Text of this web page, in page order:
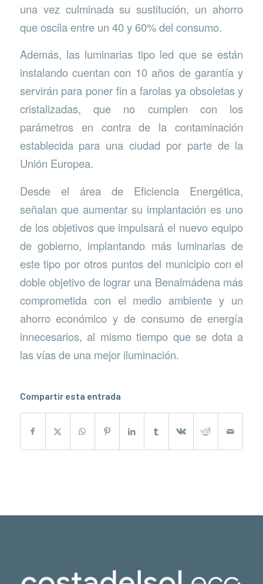
una vez culminada su sustitución, un ahorro
que oscila entre un 40 y 60% del consumo.
Además, las luminarias tipo led que se están
instalando cuentan con 10 años de garantía y
servirán para poner fin a farolas ya obsoletas y
cristalizadas, que no cumplen con los
parámetros en contra de la contaminación
establecida para una ciudad por parte de la
Unión Europea.
Desde el área de Eficiencia Energética,
señalan que aumentar su implantación es uno
de los objetivos que impulsará el nuevo equipo
de gobierno, implantando más luminarias de
este tipo por otros puntos del municipio con el
doble objetivo de lograr una Benalmádena más
comprometida con el medio ambiente y un
ahorro económico y de consumo de energía
innecesarios, al mismo tiempo que se dota a
las vías de una mejor iluminación.
Compartir esta entrada